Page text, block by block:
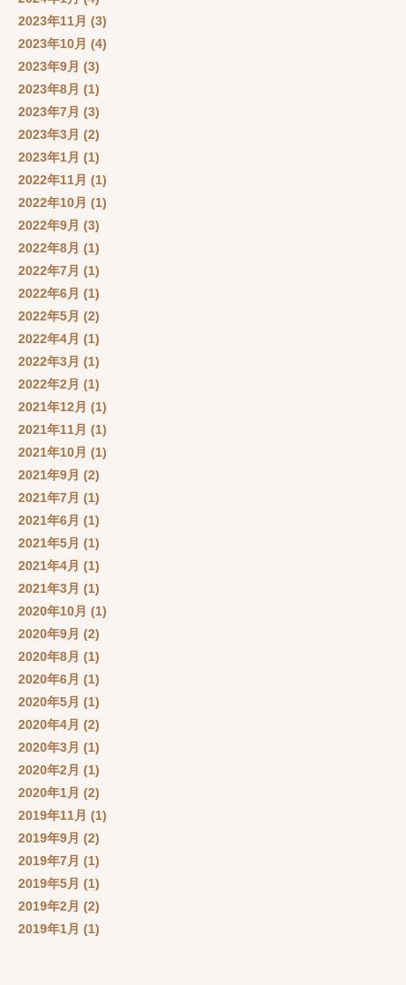
2023年11月 (3)
2023年10月 (4)
2023年9月 (3)
2023年8月 (1)
2023年7月 (3)
2023年3月 (2)
2023年1月 (1)
2022年11月 (1)
2022年10月 (1)
2022年9月 (3)
2022年8月 (1)
2022年7月 (1)
2022年6月 (1)
2022年5月 (2)
2022年4月 (1)
2022年3月 (1)
2022年2月 (1)
2021年12月 (1)
2021年11月 (1)
2021年10月 (1)
2021年9月 (2)
2021年7月 (1)
2021年6月 (1)
2021年5月 (1)
2021年4月 (1)
2021年3月 (1)
2020年10月 (1)
2020年9月 (2)
2020年8月 (1)
2020年6月 (1)
2020年5月 (1)
2020年4月 (2)
2020年3月 (1)
2020年2月 (1)
2020年1月 (2)
2019年11月 (1)
2019年9月 (2)
2019年7月 (1)
2019年5月 (1)
2019年2月 (2)
2019年1月 (1)